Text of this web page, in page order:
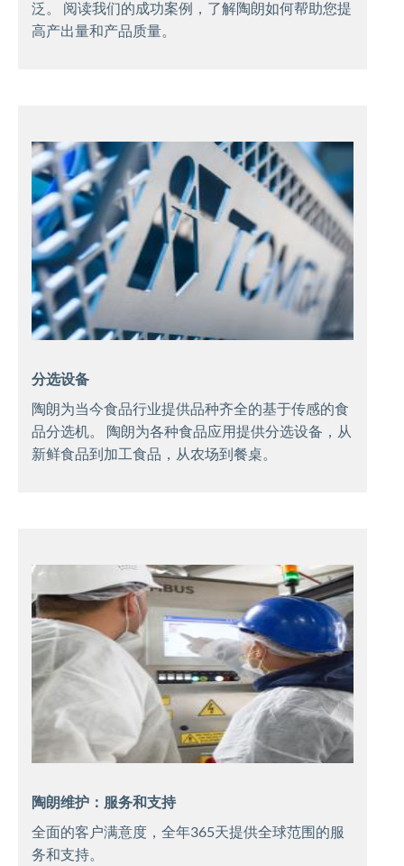
泛。 阅读我们的成功案例，了解陶朗如何帮助您提
高产出量和产品质量。
分选设备
陶朗为当今食品行业提供品种齐全的基于传感的食
品分选机。 陶朗为各种食品应用提供分选设备，从
新鲜食品到加工食品，从农场到餐桌。
陶朗维护：服务和支持
全面的客户满意度，全年365天提供全球范围的服
务和支持。